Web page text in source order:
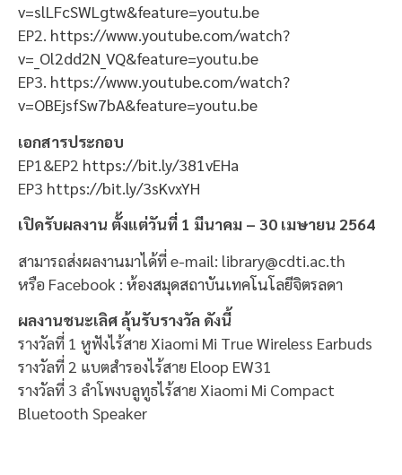
v=slLFcSWLgtw&feature=youtu.be
EP2. https://www.youtube.com/watch?
v=_Ol2dd2N_VQ&feature=youtu.be
EP3. https://www.youtube.com/watch?
v=OBEjsfSw7bA&feature=youtu.be
เอกสารประกอบ
EP1&EP2 https://bit.ly/381vEHa
EP3 https://bit.ly/3sKvxYH
เปิดรับผลงาน ตั้งแต่วันที่ 1 มีนาคม – 30 เมษายน 2564
สามารถส่งผลงานมาได้ที่ e-mail: library@cdti.ac.th
หรือ Facebook : ห้องสมุดสถาบันเทคโนโลยีจิตรลดา
ผลงานชนะเลิศ ลุ้นรับรางวัล ดังนี้
รางวัลที่ 1 หูฟังไร้สาย Xiaomi Mi True Wireless Earbuds
รางวัลที่ 2 แบตสำรองไร้สาย Eloop EW31
รางวัลที่ 3 ลำโพงบลูทูธไร้สาย Xiaomi Mi Compact
Bluetooth Speaker